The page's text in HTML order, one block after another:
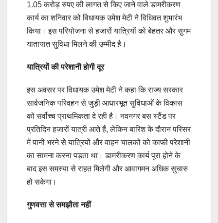
1.05 करोड़ रुपए की लागत से किए जाने वाले डामरीकरण
कार्य का शनिवार को विधायक उमेश मेटी ने विधिवत शुभारंभ
किया। इस परियोजना से हजारों यात्रियों को बेहतर और सुगम
यातायात सुविधा मिलने की उम्मीद है।
यात्रियों की परेशानी होगी दूर
इस अवसर पर विधायक उमेश मेटी ने कहा कि राज्य सरकार
सार्वजनिक परिवहन से जुड़ी आधारभूत सुविधाओं के विकास
को सर्वोच्च प्राथमिकता दे रही है। नवनगर बस स्टैंड पर
प्रतिदिन हजारों यात्री आते हैं, लेकिन बारिश के दौरान परिसर
में पानी भरने से यात्रियों और वाहन चालकों को काफी परेशानी
का सामना करना पड़ता था। डामरीकरण कार्य पूरा होने के
बाद इस समस्या से राहत मिलेगी और आवागमन अधिक सुचारु
हो सकेगा।
गुणवत्ता से समझौता नहीं